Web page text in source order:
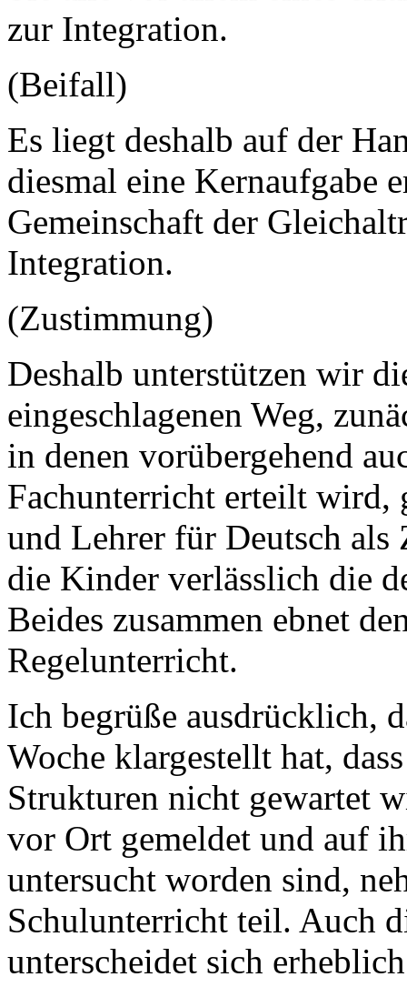
zur Integration.
(Beifall)
Es liegt deshalb auf der
diesmal eine Kernaufgabe
Gemeinschaft der
Integration.
(Zustimmung)
Deshalb unterstützen wir
eingeschlagenen Weg,
in denen vorübergehend
Fachunterricht erteilt wird,
und Lehrer für Deutsch als
die Kinder verlässlich die
Beides zusammen ebnet
Regelunterricht.
Ich begrüße ausdrücklich,
Woche klargestellt hat,
Strukturen nicht gewartet
vor Ort gemeldet und auf
untersucht worden sind,
Schulunterricht teil. Auch
unterscheidet sich